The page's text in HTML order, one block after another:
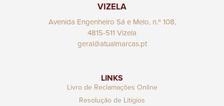
VIZELA
Avenida Engenheiro Sá e Melo, n.º 108,
4815-511 Vizela
geral@atualmarcas.pt
LINKS
Livro de Reclamações Online
Resolução de Litígios